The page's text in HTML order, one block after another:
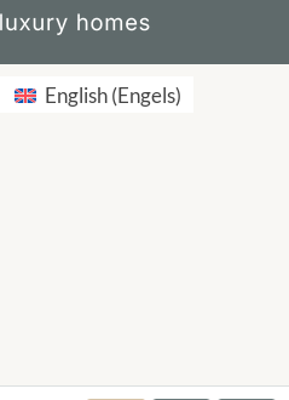
English(Engels)